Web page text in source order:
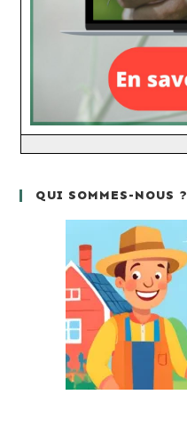
QUI SOMMES-NOUS ?